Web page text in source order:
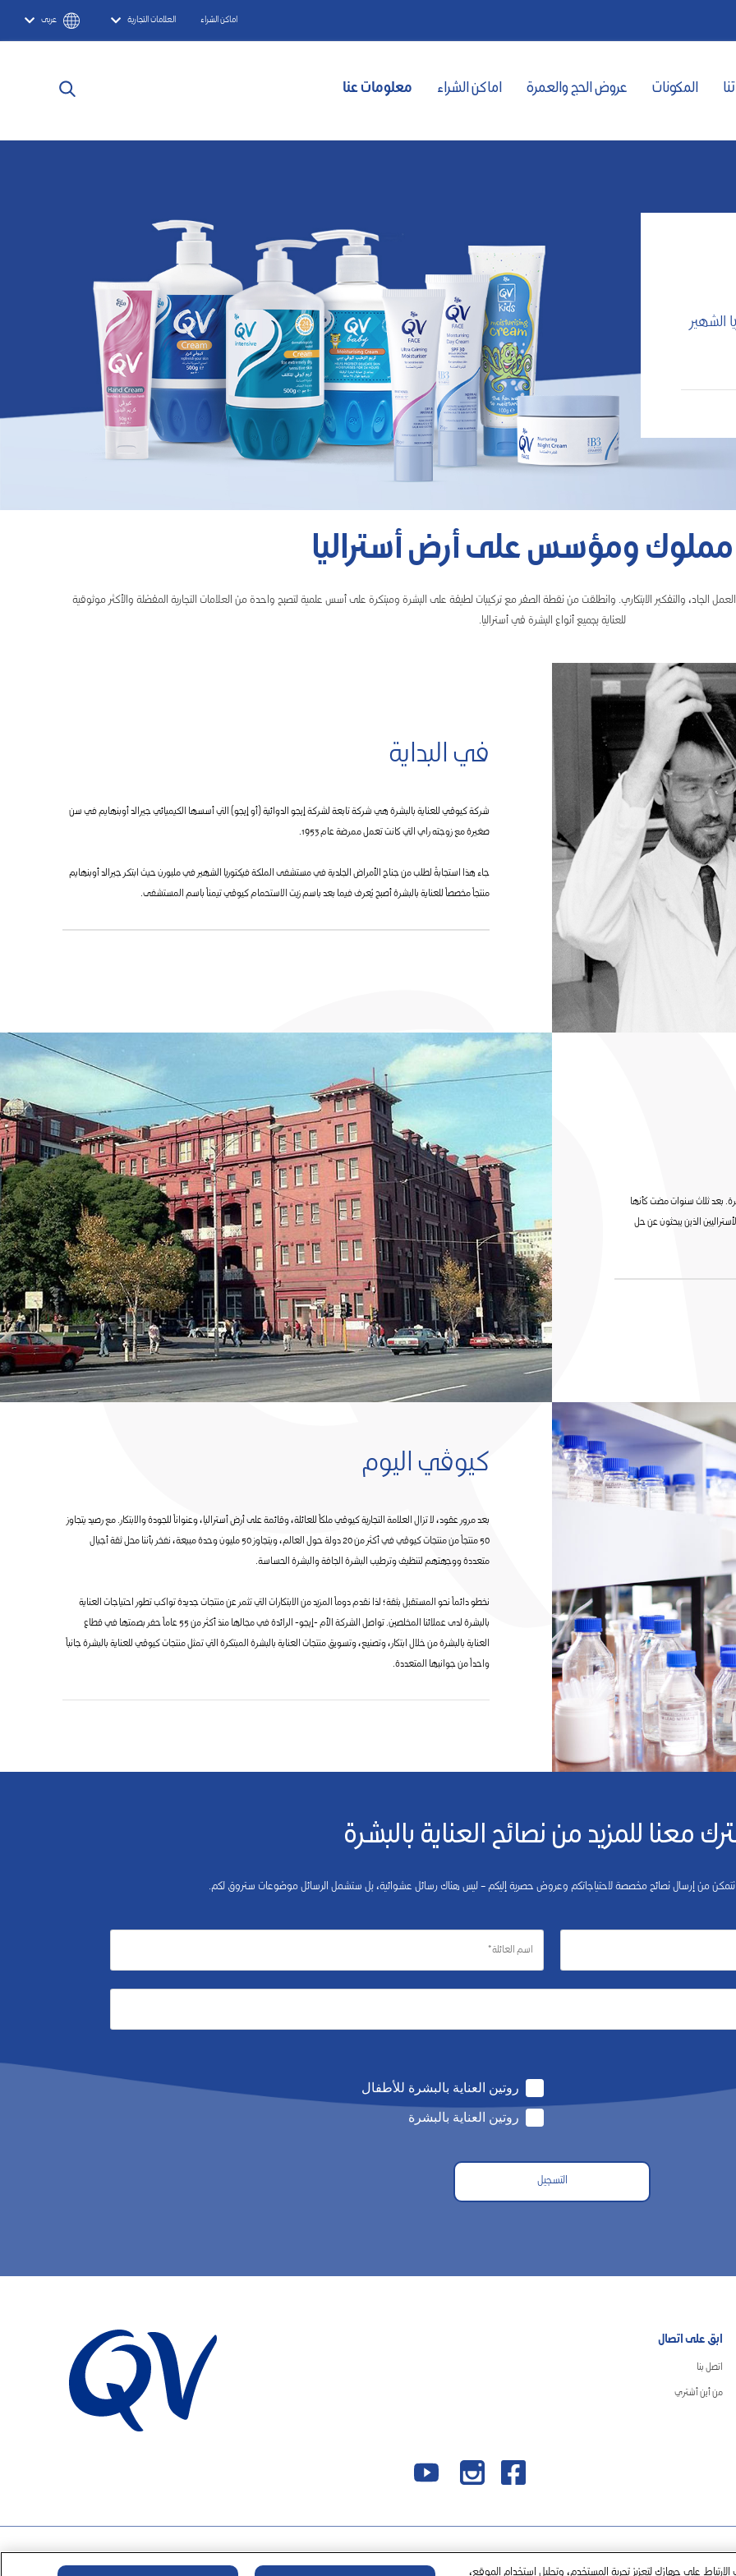
اماكن الشراء العلامات التجارية عربى
المكونات عروض الحج والعمرة اماكن الشراء معلومات عنا
الشهير
مملوك ومؤسس على أرض أستراليا
الجاد، والتفكير الابتكاري. وانطلقت من نقطة الصفر مع تركيبات لطيفة على البشرة ومبتكرة على أسس علمية لتصبح واحدة من العلامات التجارية المفضلة والأكثر موثوقية
للعناية بجميع أنواع البشرة في أستراليا.
في البداية
شركة كيوڤي للعناية بالبشرة هي شركة تابعة لشركة إيجو الدوائية (أو إيجو) التي أسسها الكيميائي جيرالد أوبنهايم في سن
صغيرة مع زوجته راي التي كانت تعمل ممرضة عام 1953.
جاء هذا استجابةً لطلب من جناح الأمراض الجلدية في مستشفى الملكة فيكتوريا الشهير في ملبورن حيث ابتكر جيرالد أوبنهايم
منتجاً مخصصاً للعناية بالبشرة أصبح يُعرف فيما بعد باسم زيت الاستحمام كيوڤي تيمناً باسم المستشفى.
بعد ثلاث سنوات مضت كأنها
الذين يبحثون عن حل
كيوڤي اليوم
بعد مرور عقود، لا تزال العلامة التجارية كيوڤي ملكاً للعائلة، وقائمة على أرض أستراليا، وعنواناً للجودة والابتكار. مع رصيد يتجاوز
50 منتجاً من منتجات كيوڤي في أكثر من 20 دولة حول العالم، ويتجاوز 50 مليون وحدة مبيعة، نفخر بأننا محل ثقة أجيال
متعددة ووجهتهم لتنظيف وترطيب البشرة الجافة والبشرة الحساسة.
نخطو دائماً نحو المستقبل بثقة؛ لذا نقدم دوماً المزيد من الابتكارات التي تثمر عن منتجات جديدة تواكب تطور احتياجات العناية
بالبشرة لدى عملائنا المخلصين. تواصل الشركة الأم -إيجو- الرائدة في مجالها منذ أكثر من 55 عاماً حفر بصمتها في قطاع
العناية بالبشرة من خلال ابتكار، وتصنيع، وتسويق منتجات العناية بالبشرة المبتكرة التي تمثل منتجات كيوڤي للعناية بالبشرة جانباً
واحداً من جوانبها المتعددة.
معنا للمزيد من نصائح العناية بالبشرة
نتمكن من إرسال نصائح مخصصة لاحتياجاتكم وعروض حصرية إليكم – ليس هناك رسائل عشوائية، بل ستشمل الرسائل موضوعات ستروق لكم.
روتين العناية بالبشرة للأطفال
روتين العناية بالبشرة
التسجيل
ابق على اتصال
اتصل بنا
من أين أشتري
سياسة الخصوصيةسياسة ملفات تعريف الارتباطإخلاء المسؤولية